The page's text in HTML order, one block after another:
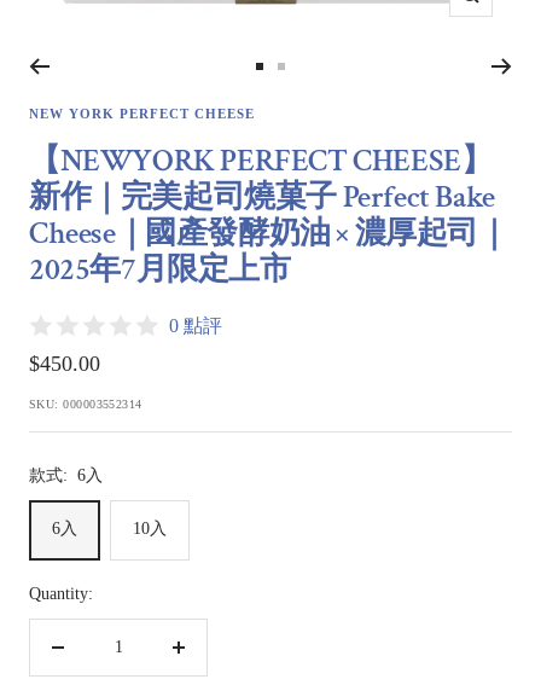
Zoom
1
2
NEW YORK PERFECT CHEESE
【NEWYORK PERFECT CHEESE】
新作｜完美起司燒菓子 Perfect Bake
Cheese｜國產發酵奶油 × 濃厚起司｜
2025年7月限定上市
0 點評
Sale
price
$450.00
SKU:000003552314
款式: 6入
6入 10入
Quantity:
Increase